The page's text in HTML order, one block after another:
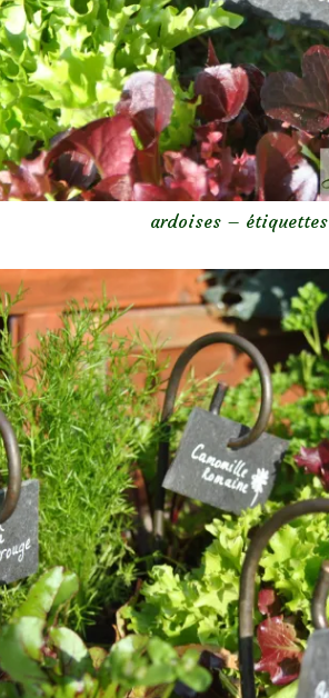
ardoises – étiquettes